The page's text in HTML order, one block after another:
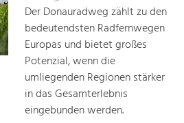
und
Verkehr und
Wertschöpfung
Der Donauradweg zählt zu den
bedeutendsten Radfernwegen
Europas und bietet großes
Potenzial, wenn die
umliegenden Regionen stärker
in das Gesamterlebnis
eingebunden werden.